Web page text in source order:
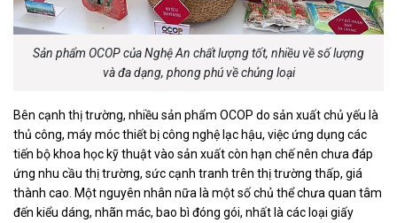
Sản phẩm OCOP của Nghệ An chất lượng tốt, nhiều về số lượng
và đa dạng, phong phú về chủng loại
Bên cạnh thị trường, nhiều sản phẩm OCOP do sản xuất chủ yếu là
thủ công, máy móc thiết bị công nghệ lạc hậu, việc ứng dụng các
tiến bộ khoa học kỹ thuật vào sản xuất còn hạn chế nên chưa đáp
ứng nhu cầu thị trường, sức cạnh tranh trên thị trường thấp, giá
thành cao. Một nguyên nhân nữa là một số chủ thể chưa quan tâm
đến kiểu dáng, nhãn mác, bao bì đóng gói, nhất là các loại giấy